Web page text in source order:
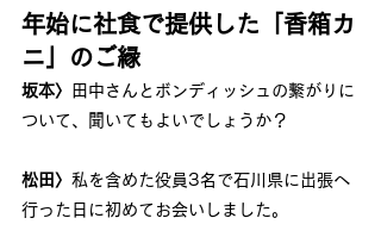
年始に社食で提供した「香箱カ
ニ」のご縁
坂本〉
田中さんとボンディッシュの繋がりに
ついて、聞いてもよいでしょうか？
松田〉 私を含めた役員3名で石川県に出張へ
行った日に初めてお会いしました。